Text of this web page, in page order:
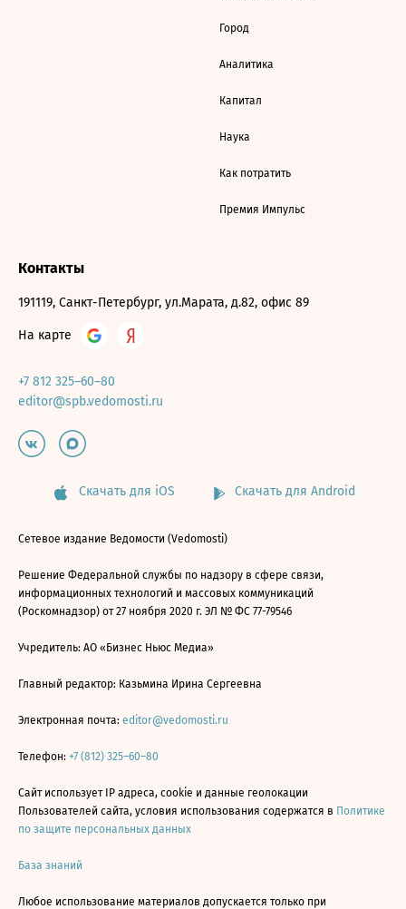
Город
Аналитика
Капитал
Наука
Как потратить
Премия Импульс
Контакты
191119, Санкт-Петербург, ул.Марата, д.82, офис 89
На карте
+7 812 325–60–80
editor@spb.vedomosti.ru
Скачать для iOS Скачать для Android
Сетевое издание Ведомости (Vedomosti)
Решение Федеральной службы по надзору в сфере связи,
информационных технологий и массовых коммуникаций
(Роскомнадзор) от 27 ноября 2020 г. ЭЛ № ФС 77-79546
Учредитель: АО «Бизнес Ньюс Медиа»
Главный редактор: Казьмина Ирина Сергеевна
Электронная почта: editor@vedomosti.ru
Телефон: +7 (812) 325–60–80
Сайт использует IP адреса, cookie и данные геолокации
Пользователей сайта, условия использования содержатся в Политике
по защите персональных данных
База знаний
Любое использование материалов допускается только при